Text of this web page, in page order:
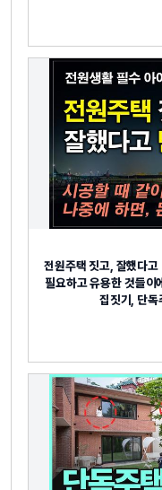
전원주택 짓고, 잘했다
필요하고 유용한 것들이
집짓기, 단독